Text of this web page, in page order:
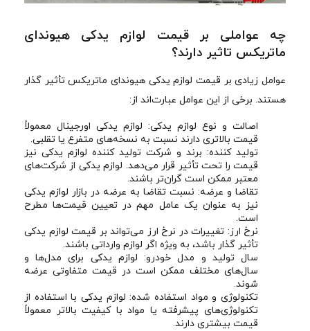
چه عواملی بر قیمت لوازم یدکی هیوندای
ماتریکس تاثیر دارند؟
عوامل زیادی بر قیمت لوازم یدکی هیوندای ماتریکس تأثیر گذار
هستند. برخی از این عوامل عبارت‌اند از:
اصالت و نوع لوازم یدکی: لوازم یدکی اورجینال معمولاً
قیمت بالاتری دارند نسبت به نسخه‌های متفرع یا تقلبی.
تولید کننده: برند و شرکت تولید کننده لوازم یدکی نیز
قیمت را تحت تأثیر قرار می‌دهد. لوازم یدکی از شرکت‌های
معتبر ممکن است گران‌تر باشند.
تقاضا و عرضه: نسبت تقاضا به عرضه در بازار لوازم یدکی
نیز به عنوان یک عامل مهم در تعیین قیمت‌ها مطرح
است.
نرخ ارز: تغییرات در نرخ ارز می‌تواند بر قیمت لوازم یدکی
تأثیر گذار باشد، به ویژه اگر لوازم وارداتی باشند.
سال تولید و مدل خودرو: لوازم یدکی برای مدل‌ها و
سال‌های مختلف ممکن است در قیمت متفاوتی عرضه
شوند.
تکنولوژی و مواد استفاده شده: لوازم یدکی با استفاده از
تکنولوژی‌های پیشرفته یا مواد با کیفیت بالاتر معمولاً
قیمت بیشتری دارند.